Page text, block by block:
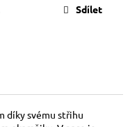
Sdílet
díky svému střihu